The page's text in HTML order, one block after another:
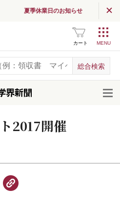
夏季休業日のお知らせ
カート
2017開催